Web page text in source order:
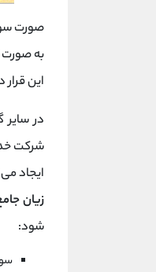
صورت
به صورت
این
در
شرکت
ایجاد
زیان
شود: